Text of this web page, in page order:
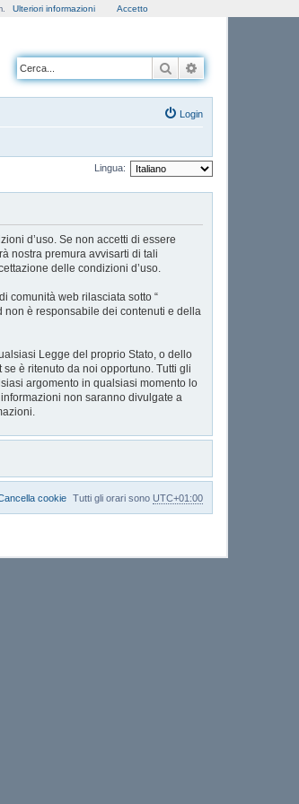
Cerca
Login
Lingua:
d’uso. Se non accetti di essere
nostra premura avvisarti di tali
delle condizioni d’uso.
comunità web rilasciata sotto “
non è responsabile dei contenuti e della
Legge del proprio Stato, o dello
è ritenuto da noi opportuno. Tutti gli
argomento in qualsiasi momento lo
non saranno divulgate a
Tutti gli orari sono UTC+01:00
cookie
Ulteriori informazioni Accetto